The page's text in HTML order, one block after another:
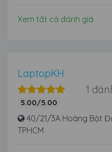
Xem tất cả đánh giá
LaptopKH
5.00/5.00
1
40/21/3A Hoàng Bật
TPHCM